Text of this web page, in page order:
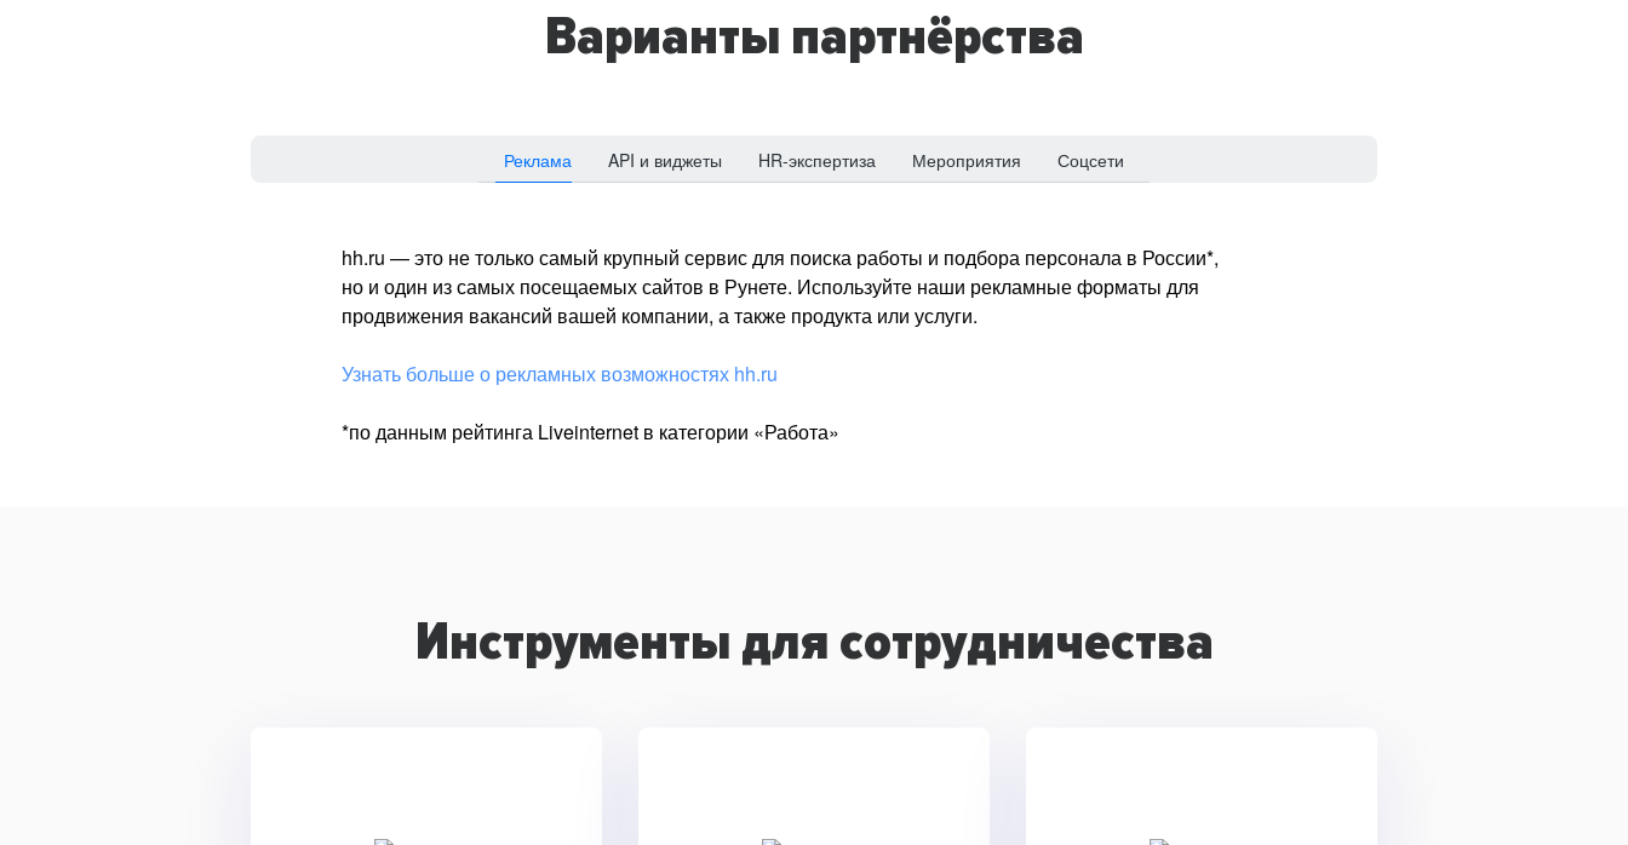
Варианты партнёрства
Реклама API и виджеты HR-экспертиза Мероприятия Соцсети
hh.ru — это не только самый крупный сервис для поиска работы и подбора персонала в России*,
но и один из самых посещаемых сайтов в Рунете. Используйте наши рекламные форматы для
продвижения вакансий вашей компании, а также продукта или услуги.
Узнать больше о рекламных возможностях hh.ru
*по данным рейтинга Liveinternet в категории «Работа»
Инструменты для сотрудничества